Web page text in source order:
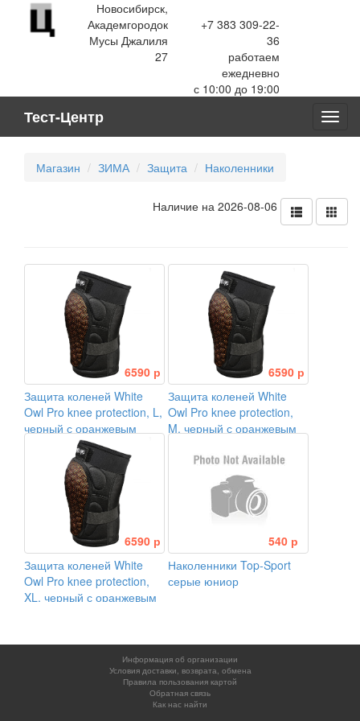
Новосибирск,
Академгородок
Мусы Джалиля
27
+7 383 309-22-
36
работаем
ежедневно
с 10:00 до 19:00
Тест-Центр
Магазин ЗИМА Защита Наколенники
Наличие на 2026-08-06
6590 р
Защита коленей White
Owl Pro knee protection, L,
черный с оранжевым
6590 р
Защита коленей White
Owl Pro knee protection,
M, черный с оранжевым
6590 р
Защита коленей White
Owl Pro knee protection,
XL, черный с оранжевым
540 р
Наколенники Top-Sport
серые юниор
Информация об организации
Условия доставки, возврата, обмена
Правила пользования картой
Обратная связь
Как нас найти